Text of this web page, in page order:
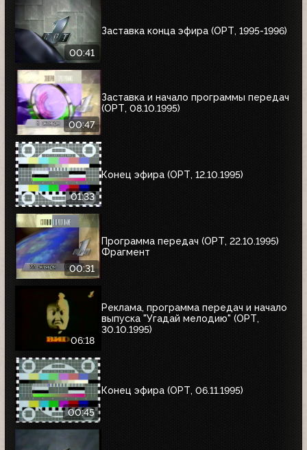
00:41
Заставка конца эфира (ОРТ, 1995-1996)
00:47
Заставка и начало программы передач
(ОРТ, 08.10.1995)
01:33
Конец эфира (ОРТ, 12.10.1995)
00:31
Программа передач (ОРТ, 22.10.1995)
Фрагмент
06:18
Реклама, программа передач и начало
выпуска "Угадай мелодию" (ОРТ,
30.10.1995)
00:45
Конец эфира (ОРТ, 06.11.1995)